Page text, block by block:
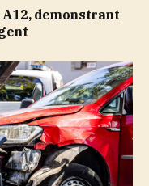
demonstrant